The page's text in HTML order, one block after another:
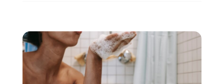
échauffements